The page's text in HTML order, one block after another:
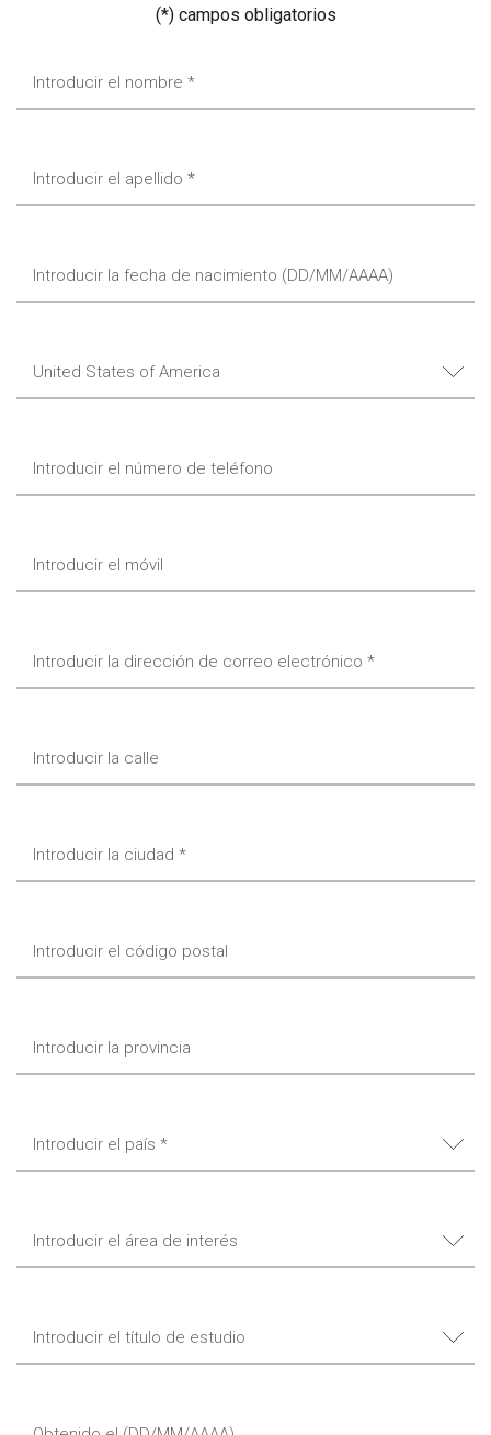
(*) campos obligatorios